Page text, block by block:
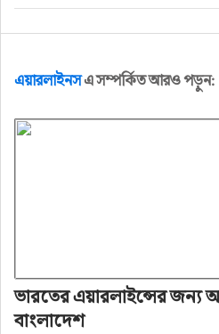
এয়ারলাইনসএ সম্পর্কিত আরও পড়ুন:
ভারতের এয়ারলাইন্সের জন্য
বাংলাদেশ